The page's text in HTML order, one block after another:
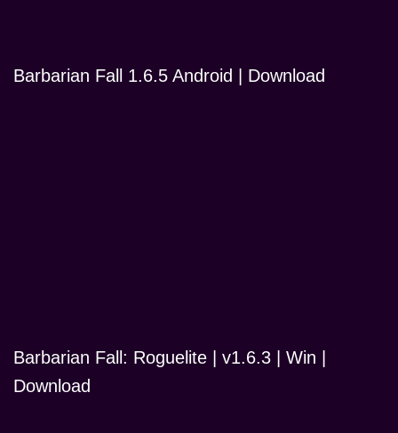
Barbarian Fall 1.6.5 Android | Download
Barbarian Fall: Roguelite | v1.6.3 | Win |
Download